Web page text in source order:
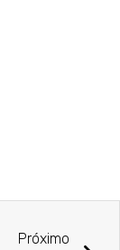
Próximo